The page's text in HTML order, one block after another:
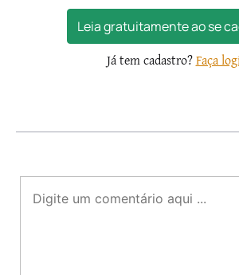
Leia gratuitamente ao se
Já tem cadastro?Faça